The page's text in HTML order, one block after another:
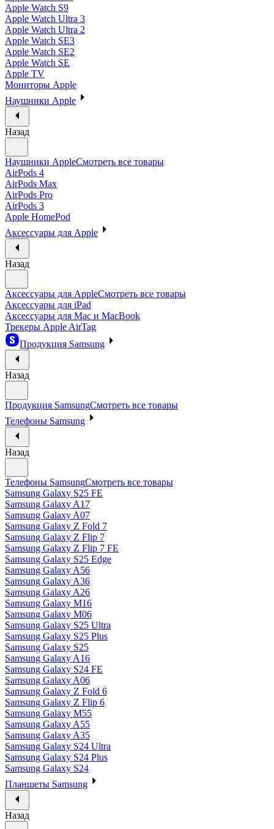
Apple Watch S9
Apple Watch Ultra 3
Apple Watch Ultra 2
Apple Watch SE3
Apple Watch SE2
Apple Watch SE
Apple TV
Мониторы Apple
Наушники Apple
Назад
Наушники AppleСмотреть все товары
AirPods 4
AirPods Max
AirPods Pro
AirPods 3
Apple HomePod
Аксессуары для Apple
Назад
Аксессуары для AppleСмотреть все товары
Аксессуары для iPad
Аксессуары для Mac и MacBook
Трекеры Apple AirTag
Продукция Samsung
Назад
Продукция SamsungСмотреть все товары
Телефоны Samsung
Назад
Телефоны SamsungСмотреть все товары
Samsung Galaxy S25 FE
Samsung Galaxy A17
Samsung Galaxy A07
Samsung Galaxy Z Fold 7
Samsung Galaxy Z Flip 7
Samsung Galaxy Z Flip 7 FE
Samsung Galaxy S25 Edge
Samsung Galaxy A56
Samsung Galaxy A36
Samsung Galaxy A26
Samsung Galaxy M16
Samsung Galaxy M06
Samsung Galaxy S25 Ultra
Samsung Galaxy S25 Plus
Samsung Galaxy S25
Samsung Galaxy A16
Samsung Galaxy S24 FE
Samsung Galaxy A06
Samsung Galaxy Z Fold 6
Samsung Galaxy Z Flip 6
Samsung Galaxy M55
Samsung Galaxy A55
Samsung Galaxy A35
Samsung Galaxy S24 Ultra
Samsung Galaxy S24 Plus
Samsung Galaxy S24
Планшеты Samsung
Назад